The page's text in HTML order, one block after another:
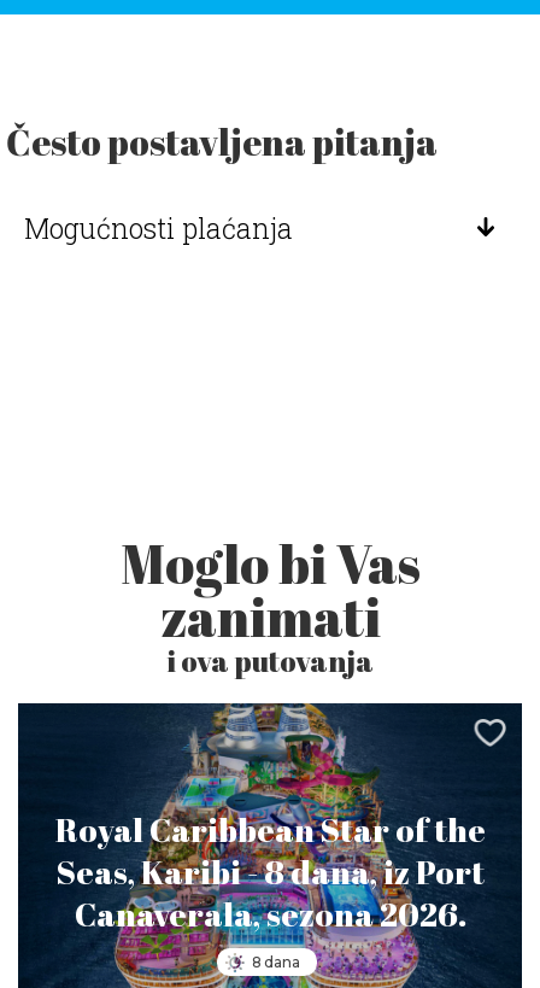
Često postavljena pitanja
Mogućnosti plaćanja
Moglo bi Vas
zanimati
i ova putovanja
Royal Caribbean Star of the
Seas, Karibi - 8 dana, iz Port
Canaverala, sezona 2026.
8 dana